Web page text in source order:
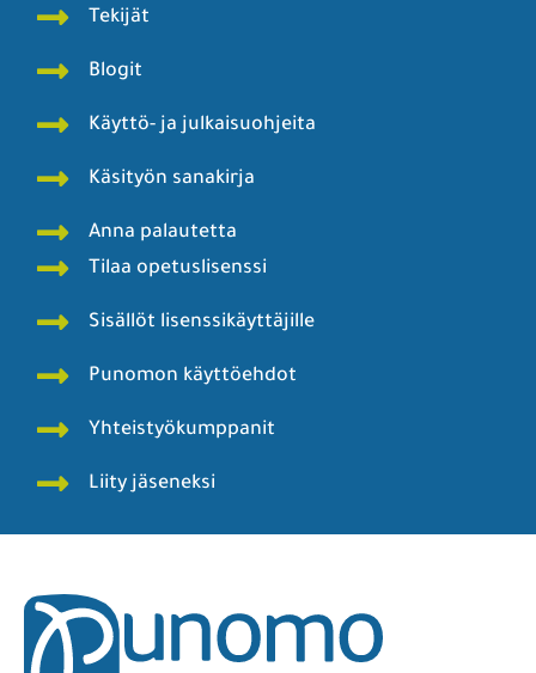
Tekijät
Blogit
Käyttö- ja julkaisuohjeita
Käsityön sanakirja
Anna palautetta
Tilaa opetuslisenssi
Sisällöt lisenssikäyttäjille
Punomon käyttöehdot
Yhteistyökumppanit
Liity jäseneksi